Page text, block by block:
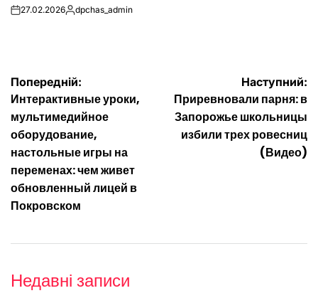
on27.02.2026Опубліковано
dpchas_admin
Навігація
записів
Попередній:
Интерактивные уроки,
мультимедийное
оборудование,
настольные игры на
переменах: чем живет
обновленный лицей в
Покровском
Наступний:
Приревновали парня: в
Запорожье школьницы
избили трех ровесниц
(Видео)
Недавні записи